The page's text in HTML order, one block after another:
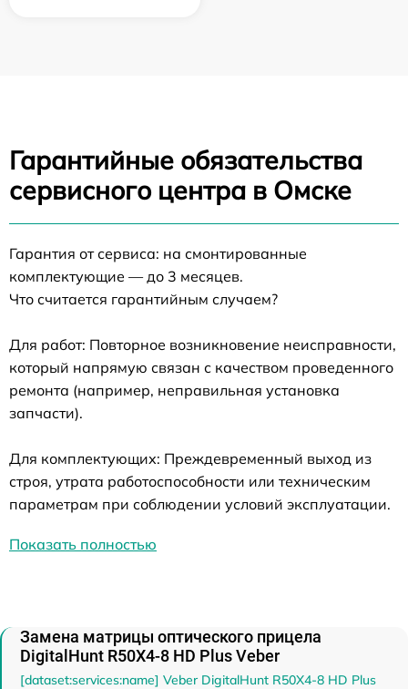
Гарантийные обязательства
сервисного центра в Омске
Гарантия от сервиса: на смонтированные
комплектующие — до 3 месяцев.
Что считается гарантийным случаем?
Для работ: Повторное возникновение неисправности,
который напрямую связан с качеством проведенного
ремонта (например, неправильная установка
запчасти).
Для комплектующих: Преждевременный выход из
строя, утрата работоспособности или техническим
параметрам при соблюдении условий эксплуатации.
Показать полностью
Замена матрицы оптического прицела
DigitalHunt R50X4-8 HD Plus Veber
[dataset:services:name] Veber DigitalHunt R50X4-8 HD Plus